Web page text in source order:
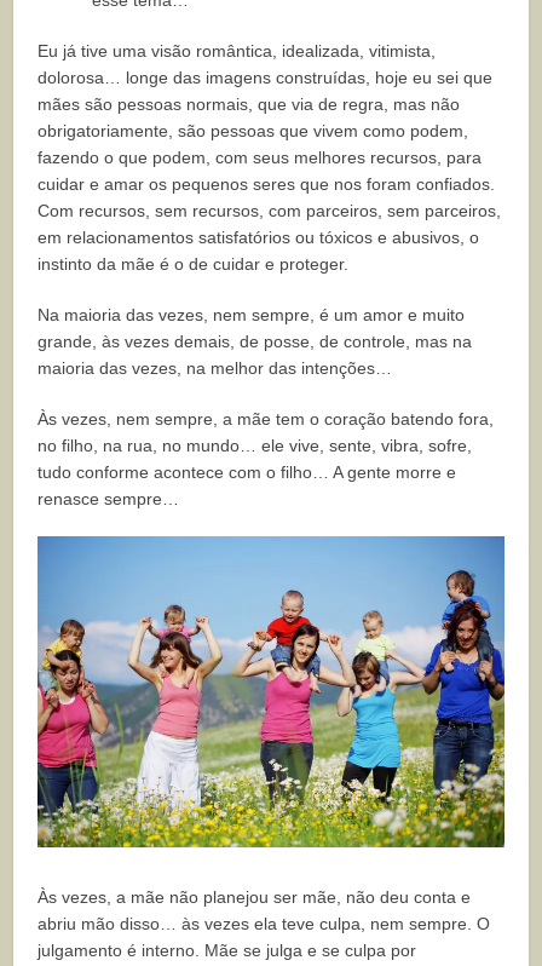
Eu já tive uma visão romântica, idealizada, vitimista,
dolorosa… longe das imagens construídas, hoje eu sei que
mães são pessoas normais, que via de regra, mas não
obrigatoriamente, são pessoas que vivem como podem,
fazendo o que podem, com seus melhores recursos, para
cuidar e amar os pequenos seres que nos foram confiados.
Com recursos, sem recursos, com parceiros, sem parceiros,
em relacionamentos satisfatórios ou tóxicos e abusivos, o
instinto da mãe é o de cuidar e proteger.
Na maioria das vezes, nem sempre, é um amor e muito
grande, às vezes demais, de posse, de controle, mas na
maioria das vezes, na melhor das intenções…
Às vezes, nem sempre, a mãe tem o coração batendo fora,
no filho, na rua, no mundo… ele vive, sente, vibra, sofre,
tudo conforme acontece com o filho… A gente morre e
renasce sempre…
Às vezes, a mãe não planejou ser mãe, não deu conta e
abriu mão disso… às vezes ela teve culpa, nem sempre. O
julgamento é interno. Mãe se julga e se culpa por